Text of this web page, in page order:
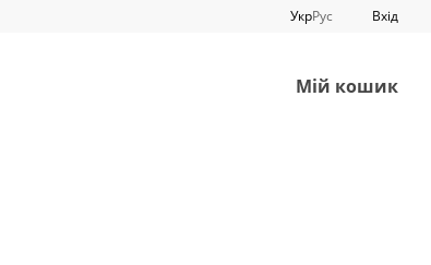
УкрРус Вхід
Мій кошик